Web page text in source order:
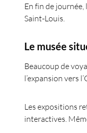
En fin de
Saint-Louis.
Le musée
Beaucoup de
l’expansion vers
Les expositions
interactives.